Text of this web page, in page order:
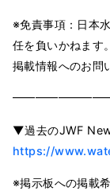
※免責事項：日本
任を負いかねます。
掲載情報へのお問
▼過去のJWF
https://
※掲示板への掲載